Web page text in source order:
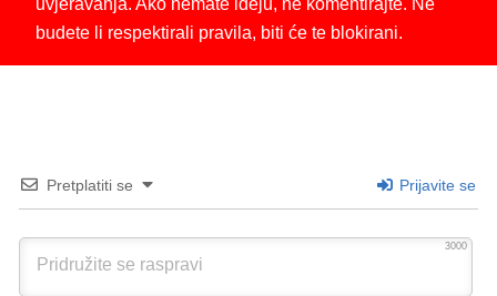
uvjeravanja. Ako nemate ideju, ne komentirajte. Ne
budete li respektirali pravila, biti će te blokirani.
Pretplatiti se Prijavite se
3000